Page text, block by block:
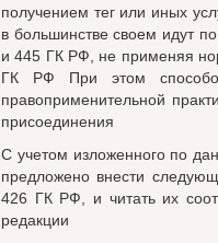
получением тег или иных
в большинстве своем идут
и 445 ГК РФ, не применяя
ГК РФ При этом
правоприменительной
присоединения
С учетом изложенного по
предложено внести
426 ГК РФ, и читать их
редакции